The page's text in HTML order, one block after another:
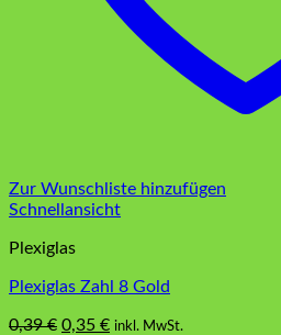
Zur Wunschliste hinzufügen
Schnellansicht
Plexiglas
Plexiglas Zahl 8 Gold
0,39€ Ursprünglicher
0,35 €Aktueller
inkl. MwSt.